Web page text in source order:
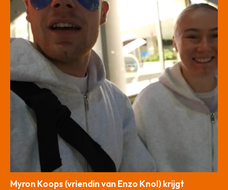
Myron Koops (vriendin van Enzo Knol) krijgt